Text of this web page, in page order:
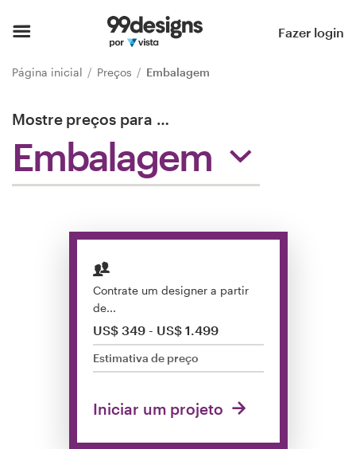
Fazer login
Página inicial Preços Embalagem
Mostre preços para …
Embalagem
Contrate um designer a partir
de...
US$ 349 - US$ 1.499
Estimativa de preço
Iniciar um projeto
Página inicial
Pesquisar categorias
Encontre um designer
Inspiração
99designs Pro